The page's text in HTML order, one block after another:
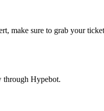
make sure to grab your
through Hypebot.